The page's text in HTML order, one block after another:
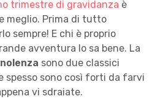
trimestre di gravidanza è
meglio. Prima di tutto
sempre! E chi è proprio
avventura lo sa bene. La
sono due classici
spesso sono così forti da farvi
vi sdraiate.